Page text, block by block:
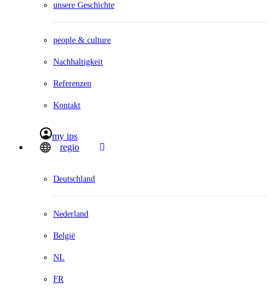
unsere Geschichte
people & culture
Nachhaltigkeit
Referenzen
Kontakt
my ips
regio
Deutschland
Nederland
België
NL
FR